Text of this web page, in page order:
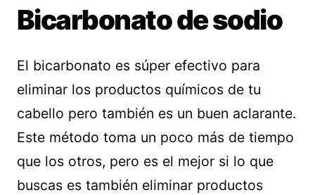
Bicarbonato de sodio
El bicarbonato es súper efectivo para
eliminar los productos químicos de tu
cabello pero también es un buen aclarante.
Este método toma un poco más de tiempo
que los otros, pero es el mejor si lo que
buscas es también eliminar productos